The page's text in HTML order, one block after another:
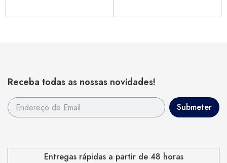
Receba todas as nossas novidades!
Entregas rápidas a partir de 48 horas